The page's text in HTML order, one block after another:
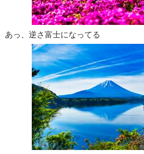
あっ、逆さ富士になってる